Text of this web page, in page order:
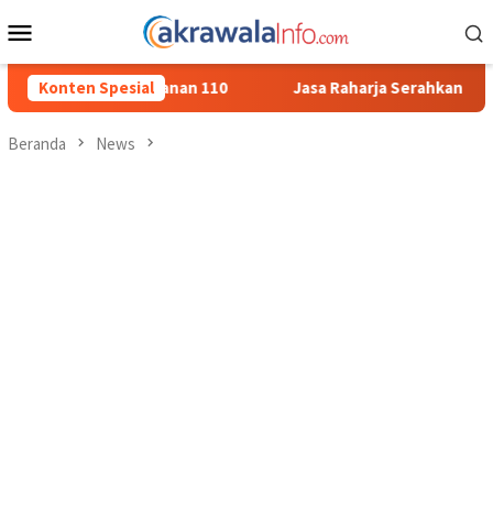
ke
Mobile
Konten SpesialJasa Raharja Serahkan Santunan kepada Ahli
Beranda News